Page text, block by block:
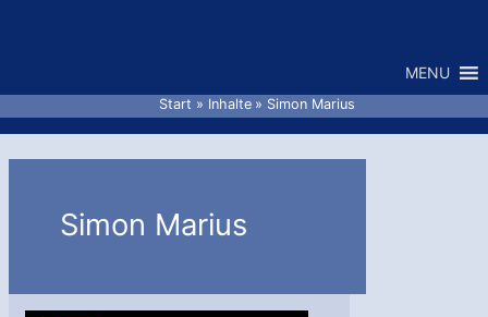
MENU
Start Inhalte Simon Marius
Simon Marius